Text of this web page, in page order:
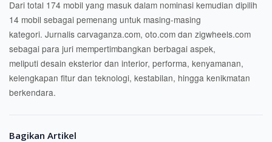
Dari total 174 mobil yang masuk dalam nominasi kemudian dipilih
14 mobil sebagai pemenang untuk masing-masing
kategori. Jurnalis carvaganza.com, oto.com dan zigwheels.com
sebagai para juri mempertimbangkan berbagai aspek,
meliputi desain eksterior dan interior, performa, kenyamanan,
kelengkapan fitur dan teknologi, kestabilan, hingga kenikmatan
berkendara.
Bagikan Artikel